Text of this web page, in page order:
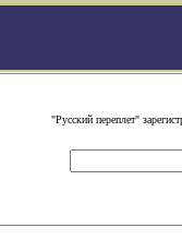
"Русский переплет"